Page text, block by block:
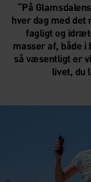
“På
hver dag med det
fagligt og
masser af, både i
så væsentligt er
livet, du